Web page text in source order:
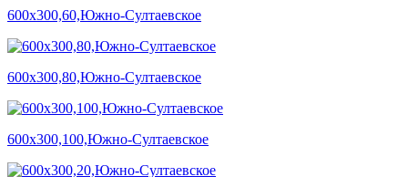
600х300,60,Южно-Султаевское
600х300,80,Южно-Султаевское
600х300,100,Южно-Султаевское